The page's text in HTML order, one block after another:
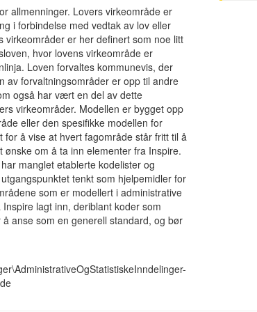
allmenninger. Lovers virkeområde er
i forbindelse med vedtak av lov eller
virkeområder er her definert som noe litt
hvor lovens virkeområde er
Loven forvaltes kommunevis, der
av forvaltningsområder er opp til andre
også har vært en del av dette
virkeområder. Modellen er bygget opp
eller den spesifikke modellen for
å vise at hvert fagområde står fritt til å
om å ta inn elementer fra Inspire.
manglet etablerte kodelister og
tenkt som hjelpemidler for
som er modellert i administrative
lagt inn, deriblant koder som
anse som en generell standard, og bør